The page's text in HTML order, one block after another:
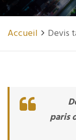
Accueil Devis
paris